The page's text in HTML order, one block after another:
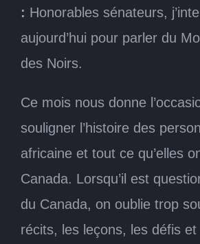
: Honorables sénateurs,
aujourd’hui pour parler du
des Noirs.
Ce mois nous donne
souligner l’histoire des
africaine et tout ce qu’elles
Canada. Lorsqu’il est
du Canada, on oublie trop
récits, les leçons, les défis